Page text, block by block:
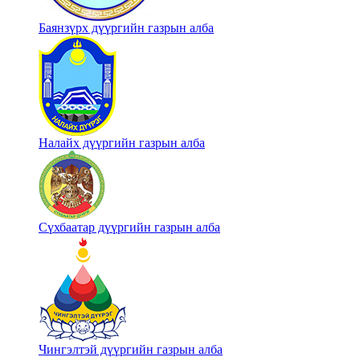
Баянзүрх дүүргийн газрын алба
Налайх дүүргийн газрын алба
Сүхбаатар дүүргийн газрын алба
Чингэлтэй дүүргийн газрын алба